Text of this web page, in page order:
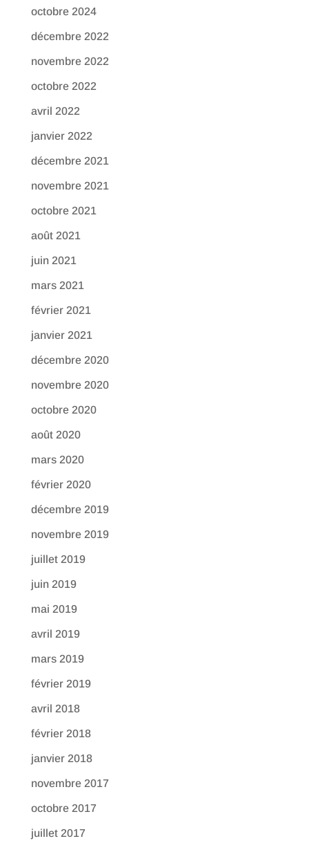
octobre 2024
décembre 2022
novembre 2022
octobre 2022
avril 2022
janvier 2022
décembre 2021
novembre 2021
octobre 2021
août 2021
juin 2021
mars 2021
février 2021
janvier 2021
décembre 2020
novembre 2020
octobre 2020
août 2020
mars 2020
février 2020
décembre 2019
novembre 2019
juillet 2019
juin 2019
mai 2019
avril 2019
mars 2019
février 2019
avril 2018
février 2018
janvier 2018
novembre 2017
octobre 2017
juillet 2017